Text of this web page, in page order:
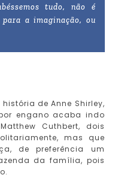
tudo, não é
para a imaginação, ou
de Anne Shirley,
engano acaba indo
Cuthbert, dois
mas que
de preferência um
da família, pois